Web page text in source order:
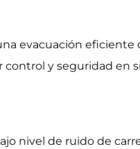
evacuación eficiente
y seguridad en
nivel de ruido de